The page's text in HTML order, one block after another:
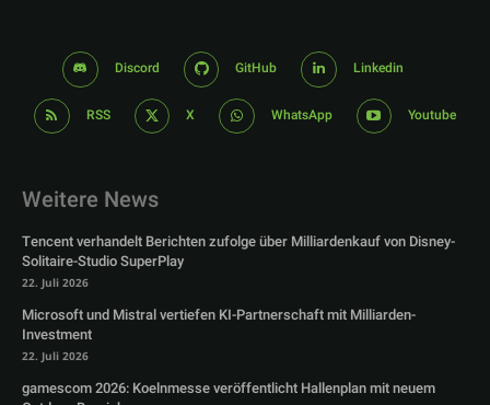
Discord GitHub Linkedin
RSS X WhatsApp Youtube
Weitere News
Tencent verhandelt Berichten zufolge über Milliardenkauf von Disney-
Solitaire-Studio SuperPlay
22. Juli 2026
Microsoft und Mistral vertiefen KI-Partnerschaft mit Milliarden-
Investment
22. Juli 2026
gamescom 2026: Koelnmesse veröffentlicht Hallenplan mit neuem